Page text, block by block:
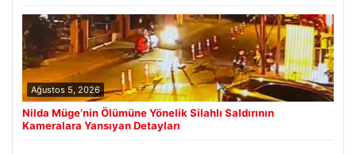
Ağustos 5, 2026
Nilda Müge’nin Ölümüne Yönelik Silahlı Saldırının
Kameralara Yansıyan Detayları